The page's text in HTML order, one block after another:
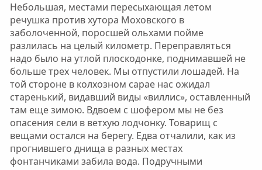
Небольшая, местами пересыхающая летом
речушка против хутора Моховского в
заболоченной, поросшей ольхами пойме
разлилась на целый километр. Переправляться
надо было на утлой плоскодонке, поднимавшей не
больше трех человек. Мы отпустили лошадей. На
той стороне в колхозном сарае нас ожидал
старенький, видавший виды «виллис», оставленный
там еще зимою. Вдвоем с шофером мы не без
опасения сели в ветхую лодчонку. Товарищ с
вещами остался на берегу. Едва отчалили, как из
прогнившего днища в разных местах
фонтанчиками забила вода. Подручными